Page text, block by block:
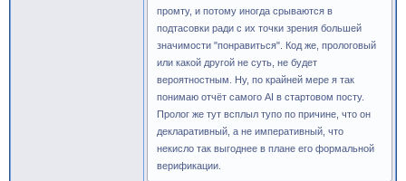
промту, и потому иногда срываются в
подтасовки ради с их точки зрения большей
значимости "понравиться". Код же, прологовый
или какой другой не суть, не будет
вероятностным. Ну, по крайней мере я так
понимаю отчёт самого AI в стартовом посту.
Пролог же тут всплыл тупо по причине, что он
декларативный, а не императивный, что
некисло так выгоднее в плане его формальной
верификации.